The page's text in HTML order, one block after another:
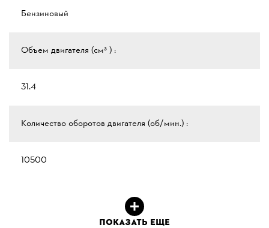
Бензиновый
Объем двигателя (см³ ) :
31.4
Количество оборотов двигателя (об/мин.) :
10500
ПОКАЗАТЬ ЕЩЕ